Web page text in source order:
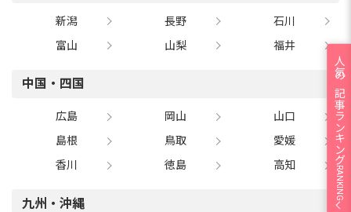
新潟 長野
石川
富山
山梨 福井
中国・四国
広島 岡山
山口
島根
鳥取
愛媛
香川
徳島 高知
九州・沖縄
人気の記事ランキング
RANKING